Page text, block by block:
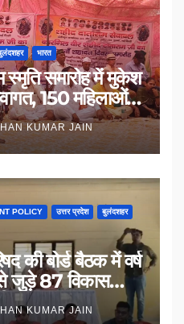
भारत
स्मृति समारोह में मुकेश
150 महिलाओं
KUMAR JAIN
POLICY उत्तर प्रदेश बुलंदशहर
की बोर्ड बैठक में वर्ष
87 विकास
KUMAR JAIN